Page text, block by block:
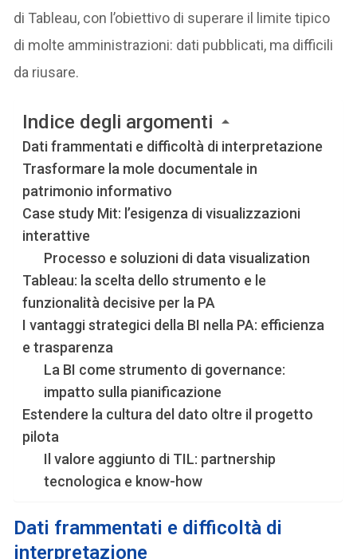
di Tableau, con l’obiettivo di superare il limite tipico
di molte amministrazioni: dati pubblicati, ma difficili
da riusare.
Indice degli argomenti
Dati frammentati e difficoltà di interpretazione
Trasformare la mole documentale in
patrimonio informativo
Case study Mit: l’esigenza di visualizzazioni
interattive
Processo e soluzioni di data visualization
Tableau: la scelta dello strumento e le
funzionalità decisive per la PA
I vantaggi strategici della BI nella PA: efficienza
e trasparenza
La BI come strumento di governance:
impatto sulla pianificazione
Estendere la cultura del dato oltre il progetto
pilota
Il valore aggiunto di TIL: partnership
tecnologica e know-how
Dati frammentati e difficoltà di
interpretazione